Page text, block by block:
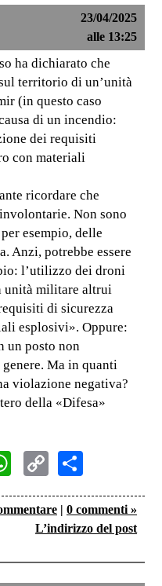
23/04/2025
alle 13:25
ha dichiarato che
territorio di un’unità
(in questo caso
di un incendio:
dei requisiti
con materiali
ricordare che
Non sono
esempio, delle
Anzi, potrebbe essere
l’utilizzo dei droni
unità militare altrui
di sicurezza
esplosivi». Oppure:
un posto non
Ma in quanti
violazione negativa?
della «Difesa»
WhatsApp
Copy
Link
| 0 commenti »
L’indirizzo del post